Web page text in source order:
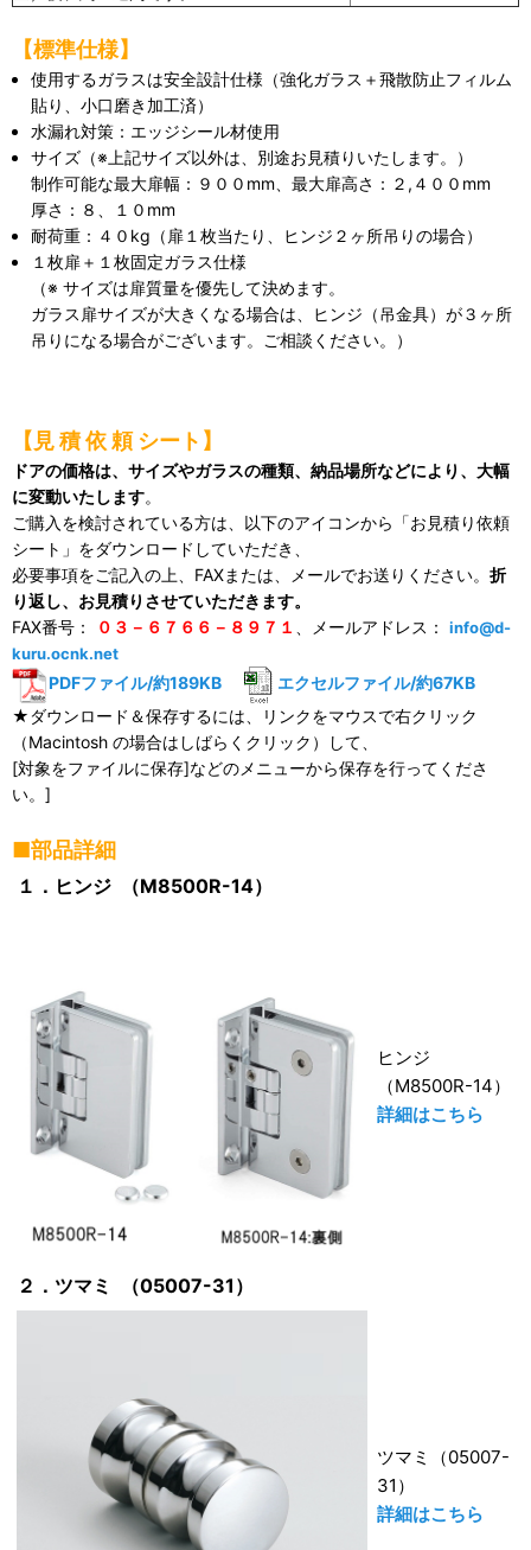
【標準仕様】
使用するガラスは安全設計仕様（強化ガラス＋飛散防止フィルム
貼り、小口磨き加工済）
水漏れ対策：エッジシール材使用
サイズ（※上記サイズ以外は、別途お見積りいたします。）
制作可能な最大扉幅：９００mm、最大扉高さ：２,４００mm
厚さ：８、１０mm
耐荷重：４０kg（扉１枚当たり、ヒンジ２ヶ所吊りの場合）
１枚扉＋１枚固定ガラス仕様
（※ サイズは扉質量を優先して決めます。
ガラス扉サイズが大きくなる場合は、ヒンジ（吊金具）が３ヶ所
吊りになる場合がございます。ご相談ください。）
【見 積 依 頼 シート】
ドアの価格は、サイズやガラスの種類、納品場所などにより、大幅
に変動いたします。
ご購入を検討されている方は、以下のアイコンから「お見積り依頼
シート」をダウンロードしていただき、
必要事項をご記入の上、FAXまたは、メールでお送りください。 折
り返し、お見積りさせていただきます。
FAX番号：
０３－６７６６－８９７１ 、メールアドレス： info@d-
kuru.ocnk.net
PDFファイル/約189KB
エクセルファイル/約67KB
★ダウンロード＆保存するには、リンクをマウスで右クリック
（Macintosh の場合はしばらくクリック）して、
[対象をファイルに保存]などのメニューから保存を行ってくださ
い。]
■部品詳細
１．ヒンジ （M8500R-14）
ヒンジ
（M8500R-14）
詳細はこちら
２．ツマミ （05007-31）
ツマミ（05007-
31）
詳細はこちら